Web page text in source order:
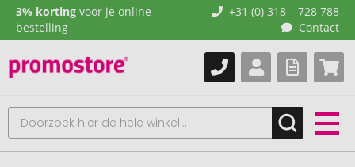
3% korting voor je online
bestelling
+31 (0) 318 – 728 788
Contact